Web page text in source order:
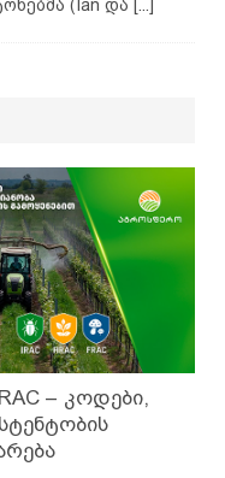
(Ian და [...]
– კოდები,